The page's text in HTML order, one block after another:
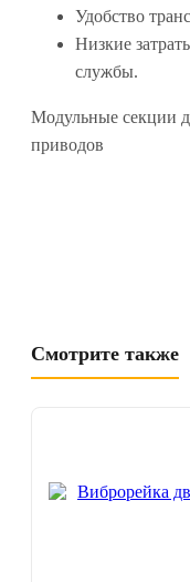
Удобство
Низкие
службы.
Модульные секции
приводов
Смотрите также